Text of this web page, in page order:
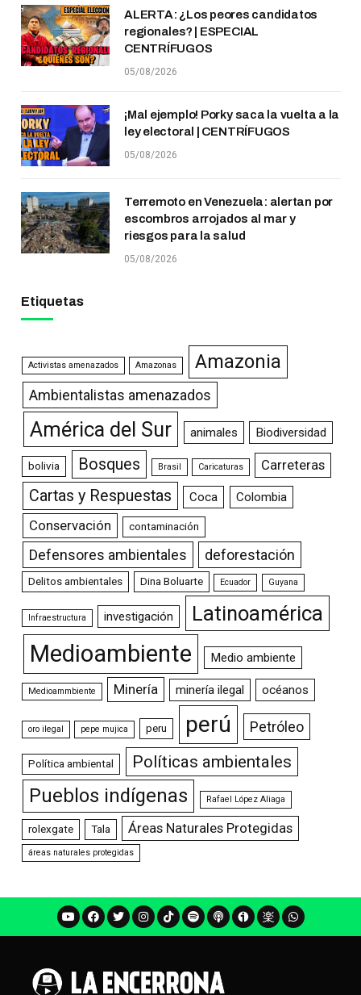
ALERTA: ¿Los peores candidatos
regionales? | ESPECIAL
CENTRÍFUGOS
05/08/2026
¡Mal ejemplo! Porky saca la vuelta a la
ley electoral | CENTRÍFUGOS
05/08/2026
Terremoto en Venezuela: alertan por
escombros arrojados al mar y
riesgos para la salud
05/08/2026
Etiquetas
Activistas amenazados Amazonas Amazonia
Ambientalistas amenazados
América del Sur animales Biodiversidad
bolivia Bosques Brasil Caricaturas Carreteras
Cartas y Respuestas Coca Colombia
Conservación contaminación
Defensores ambientales deforestación
Delitos ambientales Dina Boluarte Ecuador Guyana
Infraestructura investigación Latinoamérica
Medioambiente Medio ambiente
Medioammbiente Minería minería ilegal océanos
oro ilegal pepe mujica peru perú Petróleo
Política ambiental Políticas ambientales
Pueblos indígenas Rafael López Aliaga
rolexgate Tala Áreas Naturales Protegidas
áreas naturales protegidas